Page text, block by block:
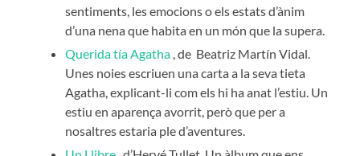
sentiments, les emocions o els estats d’ànim
d’una nena que habita en un món que la supera.
Querida tía Agatha , de Beatriz Martín Vidal.
Unes noies escriuen una carta a la seva tieta
Agatha, explicant-li com els hi ha anat l’estiu. Un
estiu en aparença avorrit, però que per a
nosaltres estaria ple d’aventures.